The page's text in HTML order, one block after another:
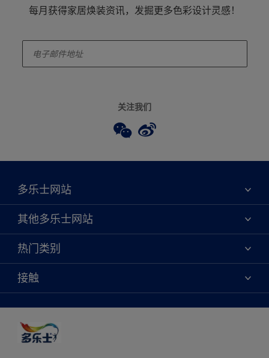
每月获得家居焕装资讯，发掘更多色彩设计灵感！
关注我们
多乐士网站
关于我们
联系我们
查找店铺
绿色工厂
其他多乐士网站
焕新服务
多乐士专业
天猫官方旗舰店
抖音官方旗舰店
热门类别
颜色
产品
创意灵感
装修建议
可持续发展
接触
颜色准确性